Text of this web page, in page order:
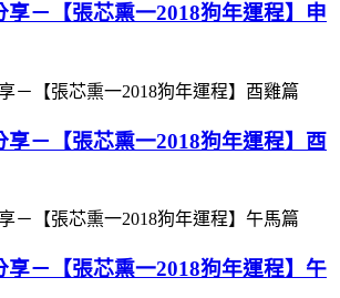
－【張芯熏一2018狗年運程】申
－【張芯熏一2018狗年運程】酉
－【張芯熏一2018狗年運程】午